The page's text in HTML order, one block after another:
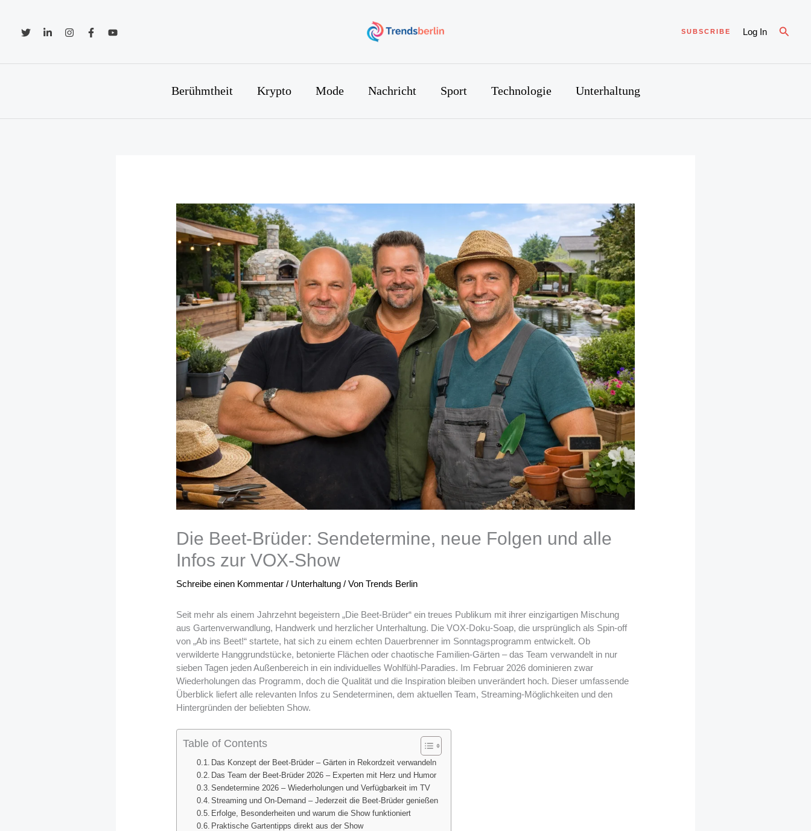
springen
SUBSCRIBE Log In
Berühmtheit Krypto Mode Nachricht Sport Technologie Unterhaltung
Die Beet-Brüder: Sendetermine, neue Folgen und alle
Infos zur VOX-Show
Schreibe einen Kommentar / Unterhaltung / VonTrends Berlin
Seit mehr als einem Jahrzehnt begeistern „Die Beet-Brüder“ ein treues Publikum mit ihrer einzigartigen Mischung
aus Gartenverwandlung, Handwerk und herzlicher Unterhaltung. Die VOX-Doku-Soap, die ursprünglich als Spin-off
von „Ab ins Beet!“ startete, hat sich zu einem echten Dauerbrenner im Sonntagsprogramm entwickelt. Ob
verwilderte Hanggrundstücke, betonierte Flächen oder chaotische Familien-Gärten – das Team verwandelt in nur
sieben Tagen jeden Außenbereich in ein individuelles Wohlfühl-Paradies. Im Februar 2026 dominieren zwar
Wiederholungen das Programm, doch die Qualität und die Inspiration bleiben unverändert hoch. Dieser umfassende
Überblick liefert alle relevanten Infos zu Sendeterminen, dem aktuellen Team, Streaming-Möglichkeiten und den
Hintergründen der beliebten Show.
Table of Contents
Das Konzept der Beet-Brüder – Gärten in Rekordzeit verwandeln
Das Team der Beet-Brüder 2026 – Experten mit Herz und Humor
Sendetermine 2026 – Wiederholungen und Verfügbarkeit im TV
Streaming und On-Demand – Jederzeit die Beet-Brüder genießen
Erfolge, Besonderheiten und warum die Show funktioniert
Praktische Gartentipps direkt aus der Show